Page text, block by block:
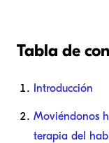
Tabla de
Introducción
Moviéndonos
terapia del